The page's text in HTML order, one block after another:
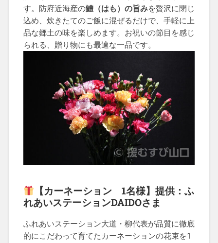
す。防府近海産の鱧（はも）の旨みを贅沢に閉じ
込め、炊きたてのご飯に混ぜるだけで、手軽に上
品な郷土の味を楽しめます。お祝いの節目を感じ
られる、贈り物にも最適な一品です。
【カーネーション 1名様】提供：ふ
れあいステーションDAIDOさま
ふれあいステーション大道・柳代表が品質に徹底
的にこだわって育てたカーネーションの花束を1